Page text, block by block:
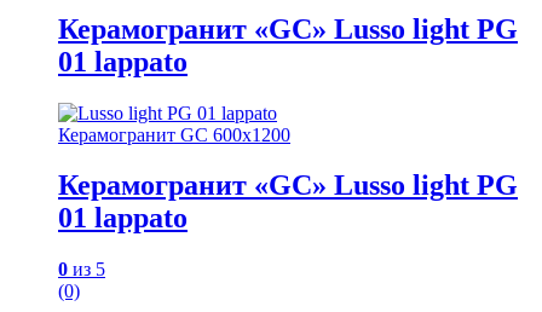
Керамогранит «GC» Lusso light PG
01 lappato
Керамогранит GC 600х1200
Керамогранит «GC» Lusso light PG
01 lappato
0 из 5
(0)